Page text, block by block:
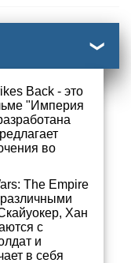
Back - это
"Империя
во
The Empire
Хан
с
и
в себя